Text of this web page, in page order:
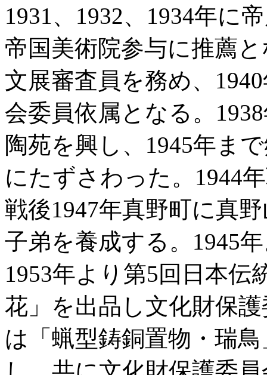
1931、1932、1934年に
帝国美術院参与に推薦
文展審査員を務め、
会委員依属となる。
陶苑を興し、1945年ま
にたずさわった。1944
戦後1947年真野町に真
子弟を養成する。1945
1953年より第5回日本伝
花」を出品し文化財保
は「蝋型鋳銅置物・瑞